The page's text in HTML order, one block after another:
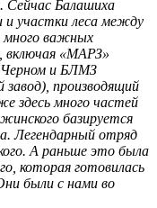
Сейчас Балашиха
участки леса между
много важных
включая «МАРЗ»
Черном и БЛМЗ
завод), производящий
здесь много частей
базируется
Легендарный отряд
А раньше это была
которая готовилась
были с нами во